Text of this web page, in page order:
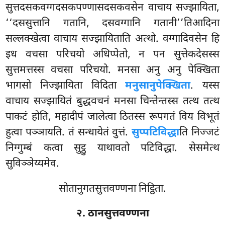
सुत्तदसकवग्गदसकपण्णासदसकवसेन वाचाय सज्झायिता,
‘‘दससुत्तानि गतानि, दसवग्गानि गतानी’’तिआदिना
सल्लक्खेत्वा वाचाय सज्झायिताति अत्थो. वग्गादिवसेन हि
इध वचसा परिचयो अधिप्पेतो, न पन सुत्तेकदेसस्स
सुत्तमत्तस्स वचसा परिचयो. मनसा अनु अनु पेक्खिता
भागसो निज्झायिता विदितामनुसानुपेक्खिता. यस्स
वाचाय सज्झायितं बुद्धवचनं मनसा चिन्तेन्तस्स तत्थ तत्थ
पाकटं होति, महादीपं जालेत्वा ठितस्स रूपगतं विय विभूतं
हुत्वा पञ्ञायति. तं सन्धायेतं वुत्तं.सुप्पटिविद्धाति निज्जटं
निग्गुम्बं कत्वा सुट्ठु याथावतो पटिविद्धा. सेसमेत्थ
सुविञ्ञेय्यमेव.
सोतानुगतसुत्तवण्णना निट्ठिता.
२. ठानसुत्तवण्णना